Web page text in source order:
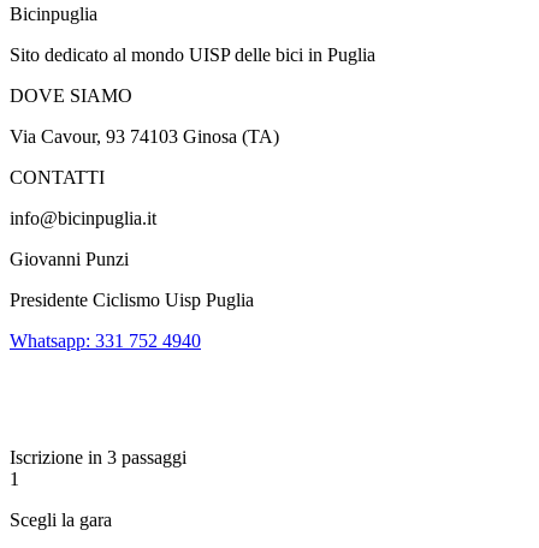
Bicinpuglia
Sito dedicato al mondo UISP delle bici in Puglia
DOVE SIAMO
Via Cavour, 93 74103 Ginosa (TA)
CONTATTI
info@bicinpuglia.it
Giovanni Punzi
Presidente Ciclismo Uisp Puglia
Whatsapp: 331 752 4940
Iscrizione in 3 passaggi
1
Scegli la gara